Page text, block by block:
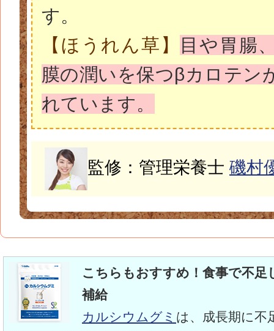
す。
【ほうれん草】
目や胃腸
膜の潤いを保つβカロテン
れています。
監修：管理栄養士 磯村
こちらもおすすめ！食事で不足
補給
カルシウムグミ は、成長期に不